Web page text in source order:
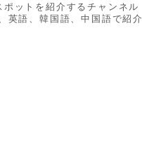
ットを紹介するチャンネル
英語、韓国語、中国語で紹介